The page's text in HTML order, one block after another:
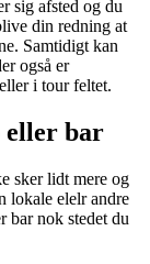
sig afsted og du
din redning at
Samtidigt kan
også er
i tour feltet.
eller bar
sker lidt mere og
lokale elelr andre
bar nok stedet du